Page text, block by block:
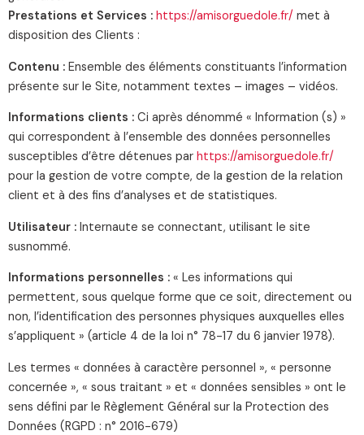
Prestations et Services : https://amisorguedole.fr/ met à
disposition des Clients :
Contenu : Ensemble des éléments constituants l’information
présente sur le Site, notamment textes – images – vidéos.
Informations clients : Ci après dénommé « Information (s) »
qui correspondent à l’ensemble des données personnelles
susceptibles d’être détenues par https://amisorguedole.fr/
pour la gestion de votre compte, de la gestion de la relation
client et à des fins d’analyses et de statistiques.
Utilisateur : Internaute se connectant, utilisant le site
susnommé.
Informations personnelles : « Les informations qui
permettent, sous quelque forme que ce soit, directement ou
non, l’identification des personnes physiques auxquelles elles
s’appliquent » (article 4 de la loi n° 78-17 du 6 janvier 1978).
Les termes « données à caractère personnel », « personne
concernée », « sous traitant » et « données sensibles » ont le
sens défini par le Règlement Général sur la Protection des
Données (RGPD : n° 2016-679)